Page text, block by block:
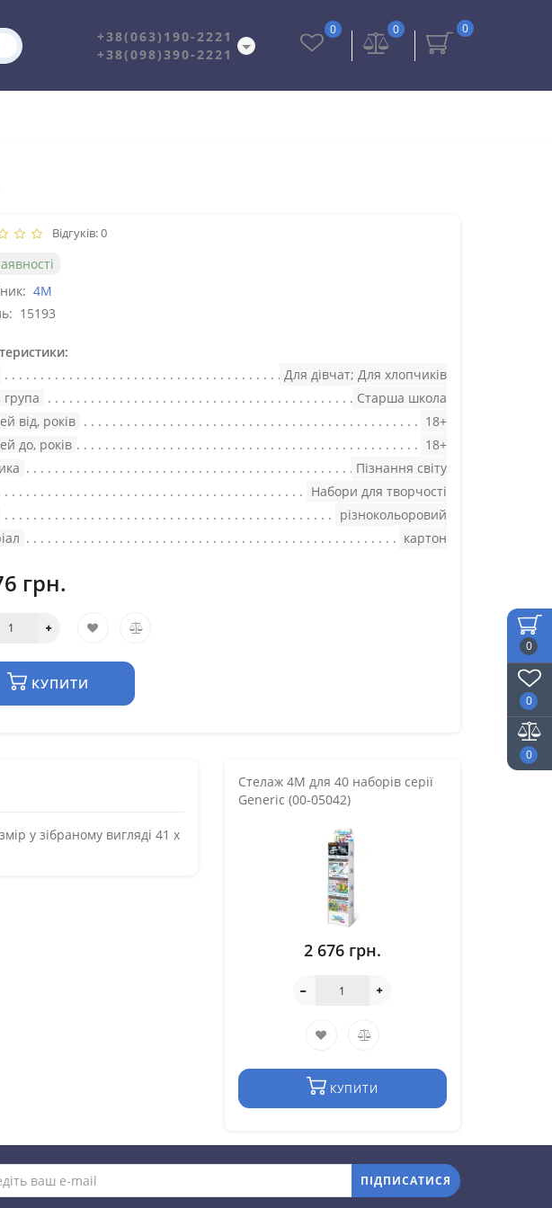
0
0
0
+38(063)190-2221
+38(098)390-2221
0
0
0
Відгуків: 0
4M
15193
Для дівчат; Для хлопчиків
група
Старша школа
від, років
18+
до, років
18+
Пізнання світу
Набори для творчості
різнокольоровий
картон
грн.
КУПИТИ
у зібраному вигляді 41 x
Стелаж 4M для 40 наборів серії
Generic (00-05042)
2 676 грн.
КУПИТИ
ПІДПИСАТИСЯ